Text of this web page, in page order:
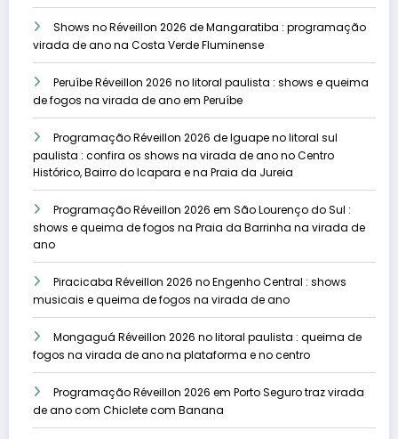
Shows no Réveillon 2026 de Mangaratiba : programação
virada de ano na Costa Verde Fluminense
Peruíbe Réveillon 2026 no litoral paulista : shows e queima
de fogos na virada de ano em Peruíbe
Programação Réveillon 2026 de Iguape no litoral sul
paulista : confira os shows na virada de ano no Centro
Histórico, Bairro do Icapara e na Praia da Jureia
Programação Réveillon 2026 em São Lourenço do Sul :
shows e queima de fogos na Praia da Barrinha na virada de
ano
Piracicaba Réveillon 2026 no Engenho Central : shows
musicais e queima de fogos na virada de ano
Mongaguá Réveillon 2026 no litoral paulista : queima de
fogos na virada de ano na plataforma e no centro
Programação Réveillon 2026 em Porto Seguro traz virada
de ano com Chiclete com Banana